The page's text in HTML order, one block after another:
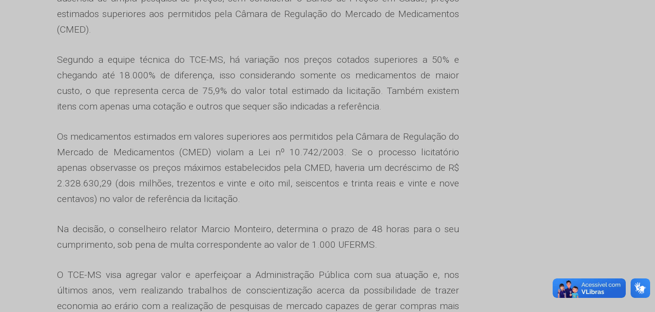
estimados superiores aos permitidos pela Câmara de Regulação do Mercado de Medicamentos
(CMED).
Segundo a equipe técnica do TCE-MS, há variação nos preços cotados superiores a 50% e
chegando até 18.000% de diferença, isso considerando somente os medicamentos de maior
custo, o que representa cerca de 75,9% do valor total estimado da licitação. Também existem
itens com apenas uma cotação e outros que sequer são indicadas a referência.
Os medicamentos estimados em valores superiores aos permitidos pela Câmara de Regulação do
Mercado de Medicamentos (CMED) violam a Lei nº 10.742/2003. Se o processo licitatório
apenas observasse os preços máximos estabelecidos pela CMED, haveria um decréscimo de R$
2.328.630,29 (dois milhões, trezentos e vinte e oito mil, seiscentos e trinta reais e vinte e nove
centavos) no valor de referência da licitação.
Na decisão, o conselheiro relator Marcio Monteiro, determina o prazo de 48 horas para o seu
cumprimento, sob pena de multa correspondente ao valor de 1.000 UFERMS.
O TCE-MS visa agregar valor e aperfeiçoar a Administração Pública com sua atuação e, nos
últimos anos, vem realizando trabalhos de conscientização acerca da possibilidade de trazer
economia ao erário com a realização de pesquisas de mercado capazes de gerar compras mais